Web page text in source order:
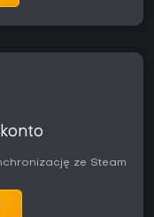
ze Steam